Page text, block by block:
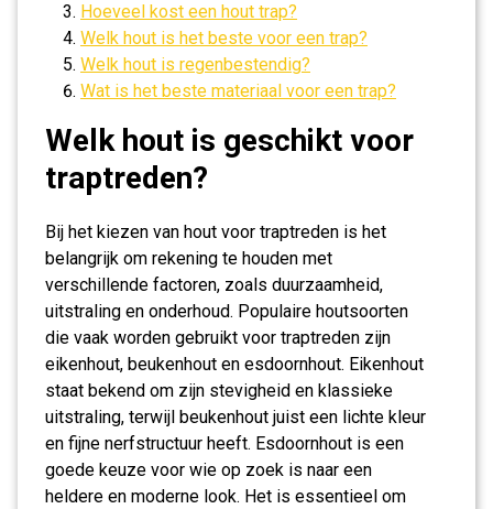
Hoeveel kost een hout trap?
Welk hout is het beste voor een trap?
Welk hout is regenbestendig?
Wat is het beste materiaal voor een trap?
Welk hout is geschikt voor
traptreden?
Bij het kiezen van hout voor traptreden is het
belangrijk om rekening te houden met
verschillende factoren, zoals duurzaamheid,
uitstraling en onderhoud. Populaire houtsoorten
die vaak worden gebruikt voor traptreden zijn
eikenhout, beukenhout en esdoornhout. Eikenhout
staat bekend om zijn stevigheid en klassieke
uitstraling, terwijl beukenhout juist een lichte kleur
en fijne nerfstructuur heeft. Esdoornhout is een
goede keuze voor wie op zoek is naar een
heldere en moderne look. Het is essentieel om